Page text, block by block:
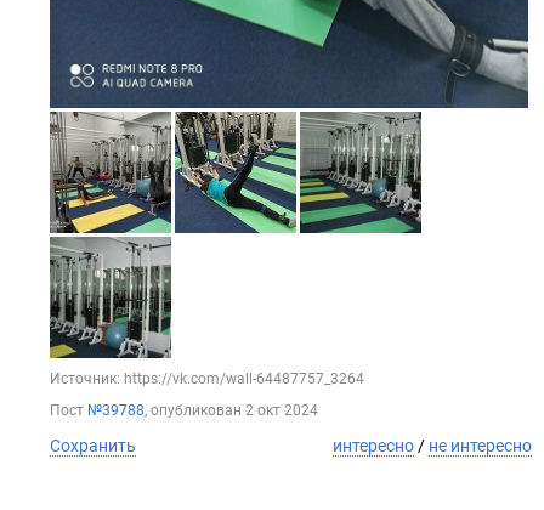
Источник: https://vk.com/wall-64487757_3264
Пост №39788, опубликован 2 окт 2024
Сохранить интересно / не интересно